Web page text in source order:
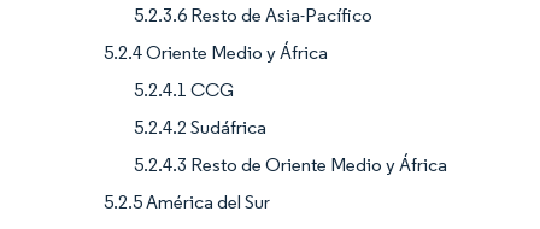
5.2.3.6 Resto de Asia-Pacífico
5.2.4 Oriente Medio y África
5.2.4.1 CCG
5.2.4.2 Sudáfrica
5.2.4.3 Resto de Oriente Medio y África
5.2.5 América del Sur